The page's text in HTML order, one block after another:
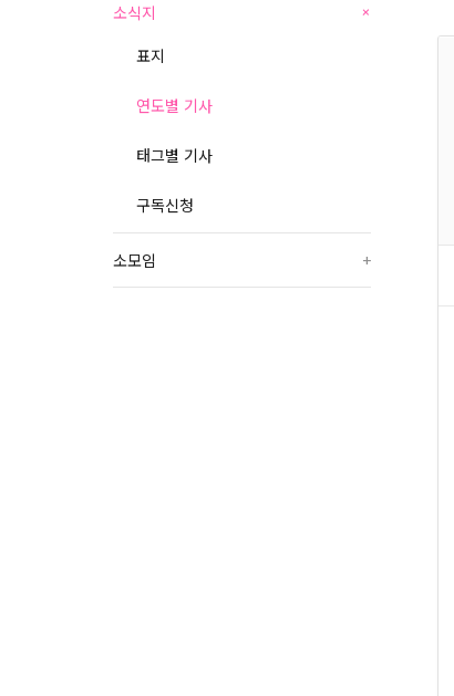
소식지 +
표지
연도별 기사
태그별 기사
구독신청
소모임 +